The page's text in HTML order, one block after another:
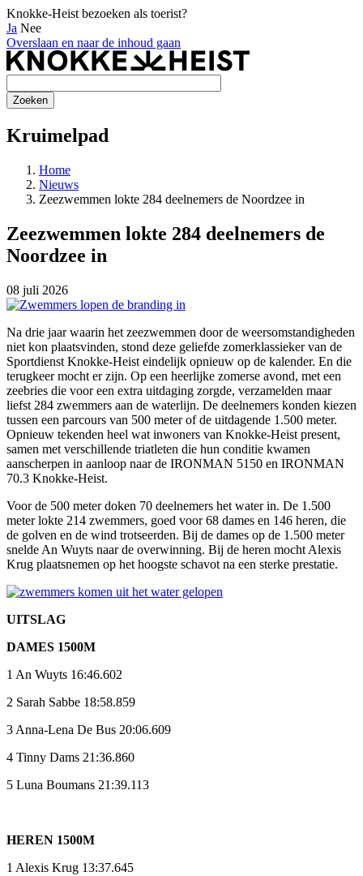
Knokke-Heist bezoeken als toerist?
Ja Nee
Overslaan en naar de inhoud gaan
Kruimelpad
Home
Nieuws
Zeezwemmen lokte 284 deelnemers de Noordzee in
Zeezwemmen lokte 284 deelnemers de
Noordzee in
08 juli 2026
Na drie jaar waarin het zeezwemmen door de weersomstandigheden
niet kon plaatsvinden, stond deze geliefde zomerklassieker van de
Sportdienst Knokke-Heist eindelijk opnieuw op de kalender. En die
terugkeer mocht er zijn. Op een heerlijke zomerse avond, met een
zeebries die voor een extra uitdaging zorgde, verzamelden maar
liefst 284 zwemmers aan de waterlijn. De deelnemers konden kiezen
tussen een parcours van 500 meter of de uitdagende 1.500 meter.
Opnieuw tekenden heel wat inwoners van Knokke-Heist present,
samen met verschillende triatleten die hun conditie kwamen
aanscherpen in aanloop naar de IRONMAN 5150 en IRONMAN
70.3 Knokke-Heist.
Voor de 500 meter doken 70 deelnemers het water in. De 1.500
meter lokte 214 zwemmers, goed voor 68 dames en 146 heren, die
de golven en de wind trotseerden. Bij de dames op de 1.500 meter
snelde An Wuyts naar de overwinning. Bij de heren mocht Alexis
Krug plaatsnemen op het hoogste schavot na een sterke prestatie.
UITSLAG
DAMES 1500M
1 An Wuyts 16:46.602
2 Sarah Sabbe 18:58.859
3 Anna-Lena De Bus 20:06.609
4 Tinny Dams 21:36.860
5 Luna Boumans 21:39.113
HEREN 1500M
1 Alexis Krug 13:37.645